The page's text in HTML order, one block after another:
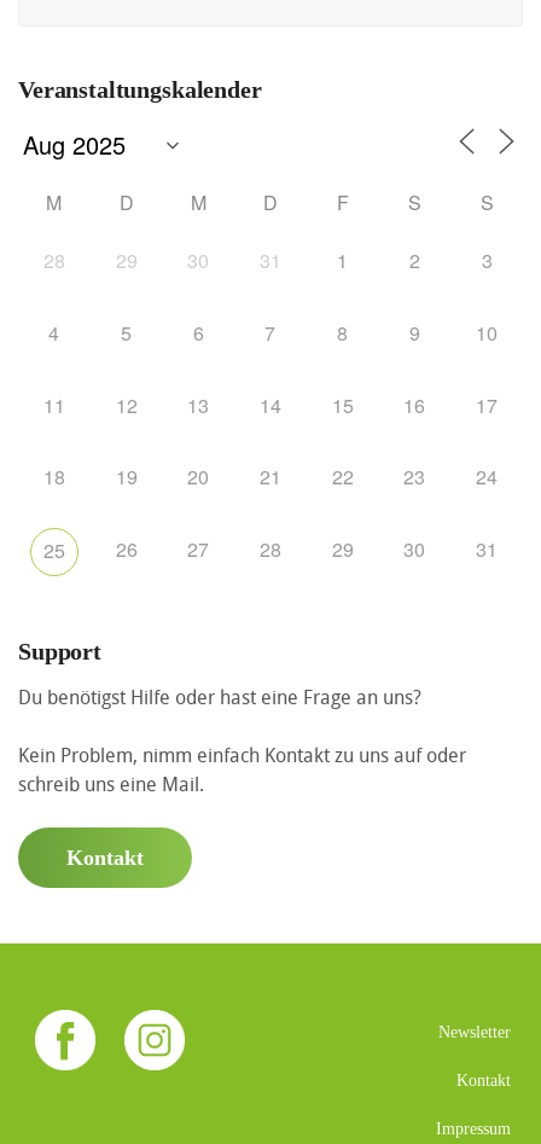
Veranstaltungskalender
M D M D F S S
28 29 30 31 1 2 3
4 5 6 7 8 9 10
11 12 13 14 15 16 17
18 19 20 21 22 23 24
25 26 27 28 29 30 31
Support
Du benötigst Hilfe oder hast eine Frage an uns?
Kein Problem, nimm einfach Kontakt zu uns auf oder
schreib uns eine Mail.
Kontakt
Newsletter
Kontakt
Impressum